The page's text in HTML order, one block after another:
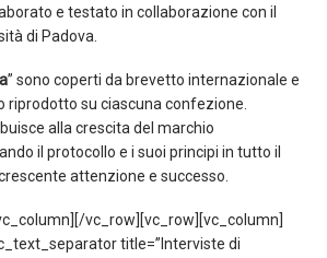
e testato in collaborazione con il
di Padova.
” sono coperti da brevetto internazionale e
riprodotto su ciascuna confezione.
alla crescita del marchio
il protocollo e i suoi principi in tutto il
attenzione e successo.
vc_row][vc_row][vc_column]
title=”Interviste di